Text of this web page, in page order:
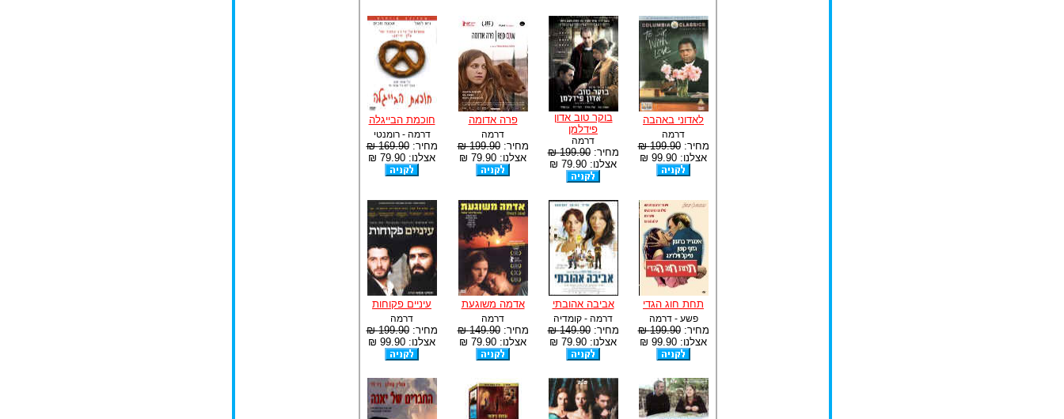
לאדוני באהבה
דרמה
מחיר:199.90 ₪
אצלנו: 99.90 ₪
בוקר טוב אדון
פידלמן
דרמה
מחיר:199.90 ₪
אצלנו: 79.90 ₪
פרה אדומה
דרמה
מחיר:199.90 ₪
אצלנו: 79.90 ₪
חוכמת הבייגלה
דרמה - רומנטי
מחיר:169.90 ₪
אצלנו: 79.90 ₪
תחת חוג הגדי
פשע - דרמה
מחיר:199.90 ₪
אצלנו: 99.90 ₪
אביבה אהובתי
דרמה - קומדיה
מחיר:149.90 ₪
אצלנו: 79.90 ₪
אדמה משוגעת
דרמה
מחיר:149.90 ₪
אצלנו: 79.90 ₪
עיניים פקוחות
דרמה
מחיר:199.90 ₪
אצלנו: 99.90 ₪